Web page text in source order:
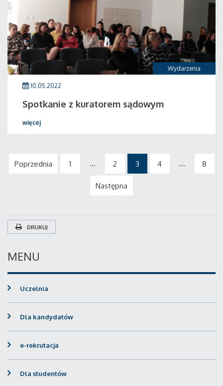
Wydarzenia
10.05.2022
Spotkanie z kuratorem sądowym
więcej
Poprzednia 1 ... 2 3 4 ... 8
Następna
DRUKUJ
MENU
Uczelnia
Dla kandydatów
e-rekrutacja
Dla studentów